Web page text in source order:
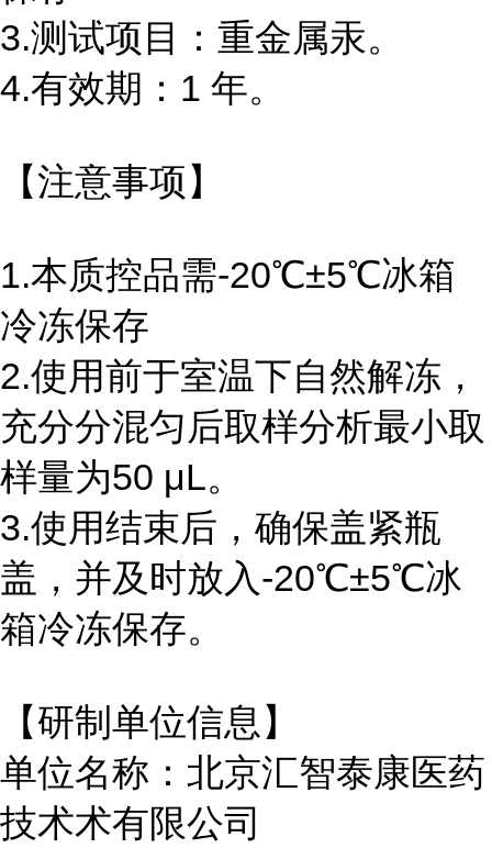
3.测试项目：重金属汞。
4.有效期：1 年。
【注意事项】
1.本质控品需-20℃±5℃冰箱
冷冻保存
2.使用前于室温下自然解冻，
充分分混匀后取样分析最小取
样量为50 μL。
3.使用结束后，确保盖紧瓶
盖，并及时放入-20℃±5℃冰
箱冷冻保存。
【研制单位信息】
单位名称：北京汇智泰康医药
技术术有限公司